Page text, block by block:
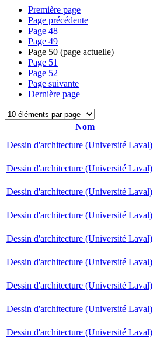
Première page
Page précédente
Page 48
Page 49
Page 50 (page actuelle)
Page 51
Page 52
Page suivante
Dernière page
Nom
Dessin d'architecture (Université Laval)
Dessin d'architecture (Université Laval)
Dessin d'architecture (Université Laval)
Dessin d'architecture (Université Laval)
Dessin d'architecture (Université Laval)
Dessin d'architecture (Université Laval)
Dessin d'architecture (Université Laval)
Dessin d'architecture (Université Laval)
Dessin d'architecture (Université Laval)